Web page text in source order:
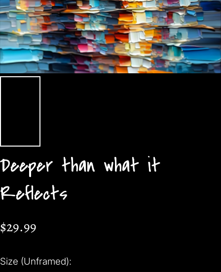
Deeper than what it
Reflects
$29.99
Size (Unframed):